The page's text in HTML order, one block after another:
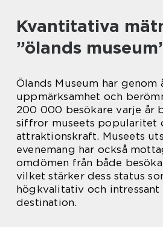
Kvantitativa
”ölands
Ölands Museum har genom
uppmärksamhet och
200 000 besökare varje år
siffror museets popularitet
attraktionskraft. Museets
evenemang har också
omdömen från både
vilket stärker dess status
högkvalitativ och
destination.